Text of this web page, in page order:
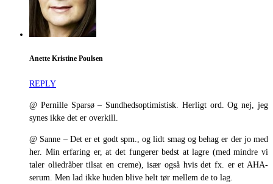
Anette Kristine Poulsen
REPLY
@ Pernille Sparsø – Sundhedsoptimistisk. Herligt ord. Og nej, jeg
synes ikke det er overkill.
@ Sanne – Det er et godt spm., og lidt smag og behag er der jo med
her. Min erfaring er, at det fungerer bedst at lagre (med mindre vi
taler oliedråber tilsat en creme), især også hvis det fx. er et AHA-
serum. Men lad ikke huden blive helt tør mellem de to lag.